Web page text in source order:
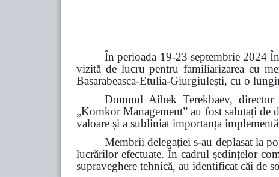
În perioada 19-23 septembrie 2024
vizită de lucru pentru familiarizarea cu
Basarabeasca-Etulia-Giurgiulești, cu o
Domnul Aibek Terekbaev,
„Komkor Management” au fost salutați
valoare și a subliniat importanța
Membrii delegației s-au deplasat la
lucrărilor efectuate. În cadrul ședințelor
supraveghere tehnică, au identificat căi de